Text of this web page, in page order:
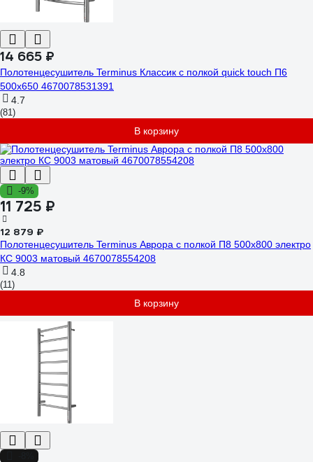
14 665 ₽
Полотенцесушитель Terminus Классик с полкой quick touch П6
500x650 4670078531391
4.7
(81)
В корзину
-9%
11 725 ₽
12 879 ₽
Полотенцесушитель Terminus Аврора с полкой П8 500x800 электро
КС 9003 матовый 4670078554208
4.8
(11)
В корзину